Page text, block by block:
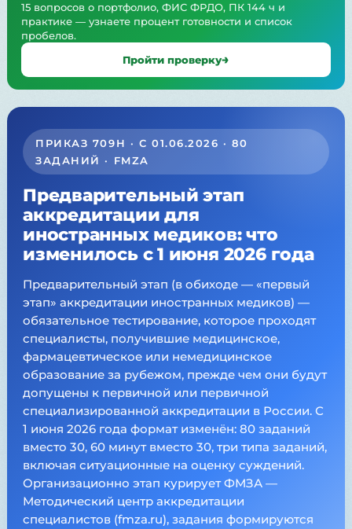
15 вопросов о портфолио, ФИС ФРДО, ПК 144 ч и
практике — узнаете процент готовности и список
пробелов.
Пройти проверку
ПРИКАЗ 709Н · С 01.06.2026 · 80
ЗАДАНИЙ · FMZA
Предварительный этап
аккредитации для
иностранных медиков: что
изменилось с 1 июня 2026 года
Предварительный этап (в обиходе — «первый
этап» аккредитации иностранных медиков) —
обязательное тестирование, которое проходят
специалисты, получившие медицинское,
фармацевтическое или немедицинское
образование за рубежом, прежде чем они будут
допущены к первичной или первичной
специализированной аккредитации в России. С
1 июня 2026 года формат изменён: 80 заданий
вместо 30, 60 минут вместо 30, три типа заданий,
включая ситуационные на оценку суждений.
Организационно этап курирует ФМЗА —
Методический центр аккредитации
специалистов (fmza.ru), задания формируются